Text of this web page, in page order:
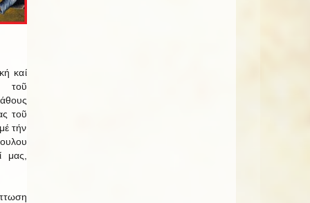
καί
τοῦ
τοῦ
τήν
μας,